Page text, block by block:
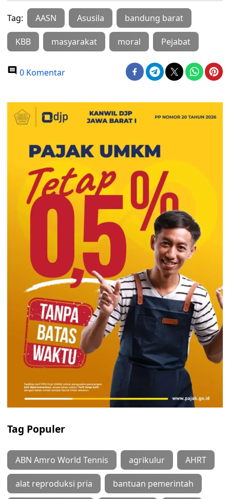
Tag: AASN Asusila bandung barat
KBB masyarakat moral Pejabat
0 Komentar
Tag Populer
ABN Amro World Tennis agrikulur AHRT
alat reproduksi pria bantuan pemerintah